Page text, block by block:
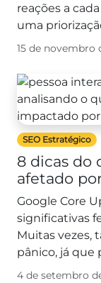
reações a
uma
15 de novembro
SEO Estratégico
8 dicas do
afetado
Google Core
significativas
Muitas vezes,
pânico, já que
4 de setembro